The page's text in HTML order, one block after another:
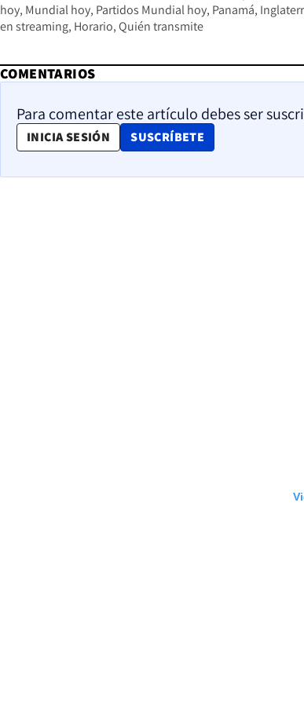
hoy Mundial hoy Partidos Mundial hoy Panamá
en streaming Horario Quién transmite
COMENTARIOS
Para comentar este artículo debes ser
INICIA SESIÓN SUSCRÍBETE
OPENS IN NEW WINDOW